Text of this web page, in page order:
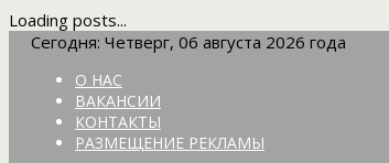
Loading posts...
Сегодня: Четверг, 06 августа 2026 года
О НАС
ВАКАНСИИ
КОНТАКТЫ
РАЗМЕЩЕНИЕ РЕКЛАМЫ